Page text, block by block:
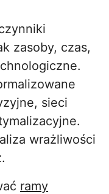
zasoby, czas,
sieci
wrażliwości
ramy